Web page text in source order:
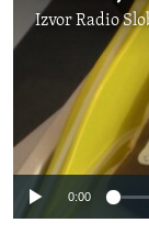
IzvorRadio
No
0:00